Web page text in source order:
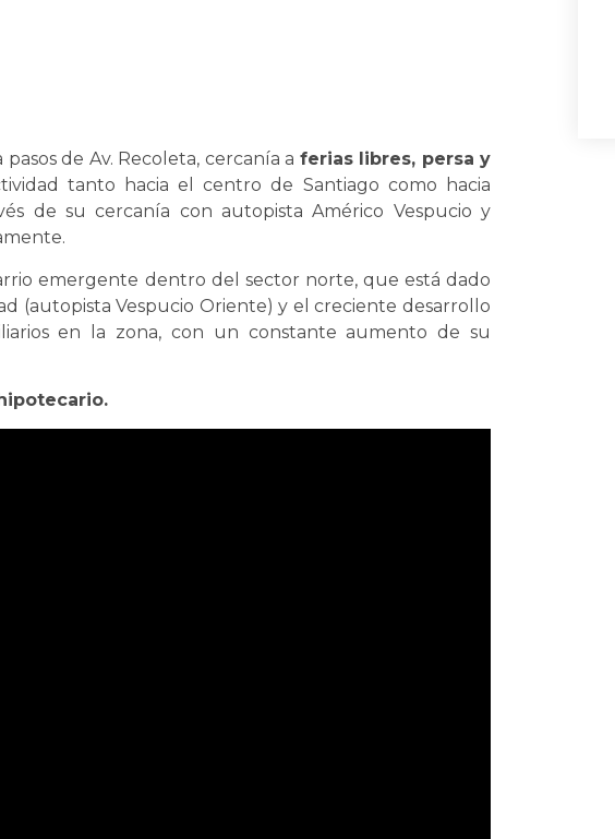
de Av. Recoleta, cercanía a ferias libres, persa y
tanto hacia el centro de Santiago como hacia
de su cercanía con autopista Américo Vespucio y
emergente dentro del sector norte, que está dado
(autopista Vespucio Oriente) y el creciente desarrollo
en la zona, con un constante aumento de su